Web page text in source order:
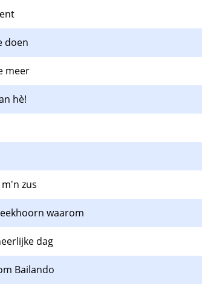
doen
meer
hè!
zus
waarom
dag
Bailando